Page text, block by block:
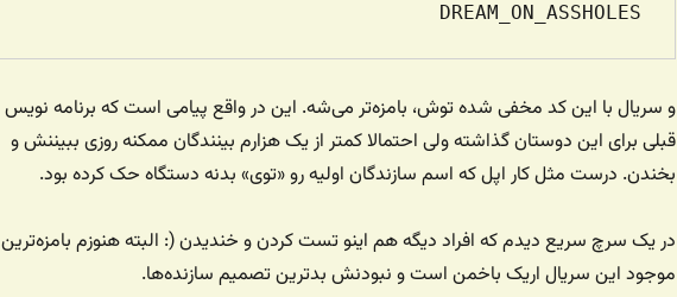
DREAM_ON_ASSHOLES
و سریال با این کد مخفی شده توش، بامزه‌تر می‌شه. این در واقع پیامی است که برنامه نویس
قبلی برای این دوستان گذاشته ولی احتمالا کمتر از یک هزارم بینندگان ممکنه روزی ببیننش و
بخندن. درست مثل کار اپل که اسم سازندگان اولیه رو «توی» بدنه دستگاه حک کرده بود.
در یک سرچ سریع دیدم که افراد دیگه‌ هم اینو تست کردن و خندیدن (: البته هنوزم بامزه‌ترین
موجود این سریال اریک باخمن است و نبودنش بدترین تصمیم سازنده‌ها.